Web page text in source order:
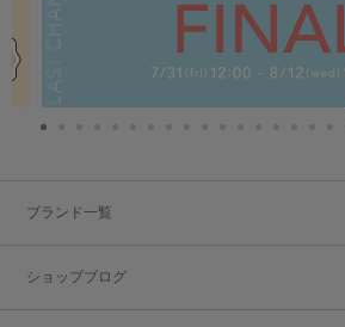
ブランド一覧
ショップブログ